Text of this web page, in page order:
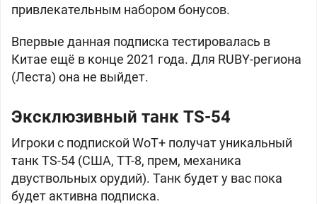
привлекательным набором бонусов.
Впервые данная подписка тестировалась в
Китае ещё в конце 2021 года. Для RUBY-региона
(Леста) она не выйдет.
Эксклюзивный танк TS-54
Игроки с подпиской WoT+ получат уникальный
танк TS-54 (США, ТТ-8, прем, механика
двуствольных орудий). Танк будет у вас пока
будет активна подписка.